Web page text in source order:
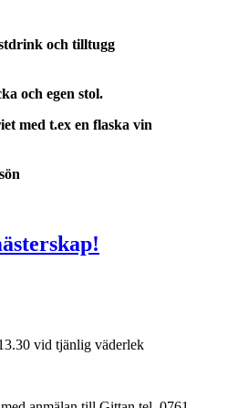
och tilltugg
och egen stol.
med t.ex en flaska vin
vid tjänlig väderlek